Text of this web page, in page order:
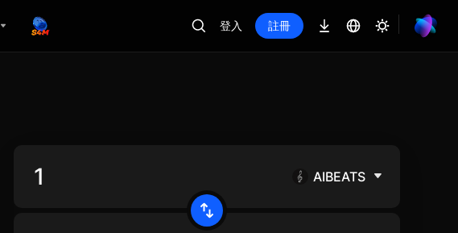
登入 註冊
AIBEATS